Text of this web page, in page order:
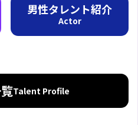
男性タレント紹介
Actor
Talent Profile